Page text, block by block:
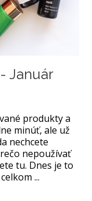
Január
produkty a
minúť, ale už
nechcete
nepoužívať
tu. Dnes je to
...